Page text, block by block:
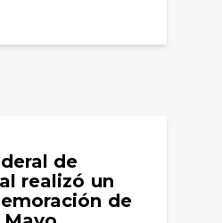
de
realizó un
de